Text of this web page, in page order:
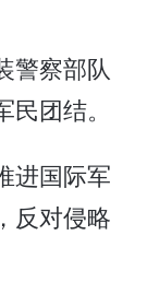
警察部队
团结。
进国际军
反对侵略